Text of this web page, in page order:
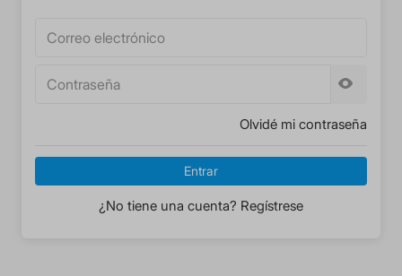
Olvidé mi contraseña
Entrar
¿No tiene una cuenta? Regístrese